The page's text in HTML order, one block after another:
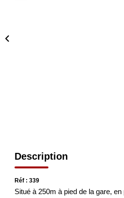
Description
Réf : 339
Situé à 250m à pied de la gare,